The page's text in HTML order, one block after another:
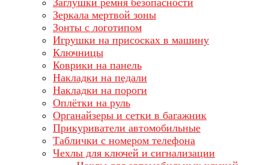
Заглушки ремня безопасности
Зеркала мертвой зоны
Зонты с логотипом
Игрушки на присосках в машину
Ключницы
Коврики на панель
Накладки на педали
Накладки на пороги
Оплётки на руль
Органайзеры и сетки в багажник
Прикуриватели автомобильные
Таблички с номером телефона
Чехлы для ключей и сигнализации